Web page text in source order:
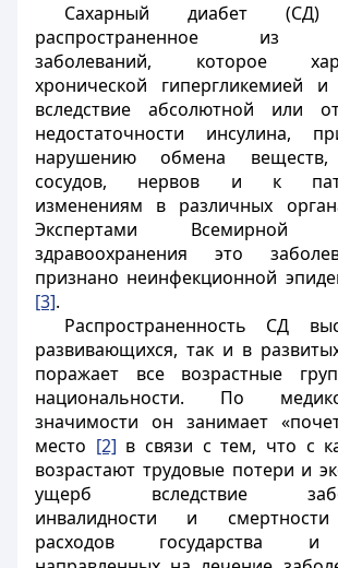
Сахарный диабет
распространенное из
заболеваний, которое
хронической гипергликемией и
вследствие абсолютной или
недостаточности инсулина,
нарушению обмена
сосудов, нервов и к
изменениям в различных
Экспертами Всемирной
здравоохранения это
признано неинфекционной
[3].
Распространенность СД
развивающихся, так и в
поражает все возрастные
национальности. По медико-
значимости он занимает
место [2] в связи с тем, что с
возрастают трудовые потери и
ущерб вследствие
инвалидности и смертности
расходов государства и